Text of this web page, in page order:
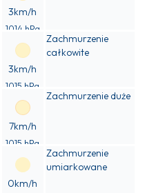
3km/h
1014 hPa
3km/h
1015 hPa
Zachmurzenie
całkowite
7km/h
1015 hPa
Zachmurzenie duże
0km/h
Zachmurzenie
umiarkowane